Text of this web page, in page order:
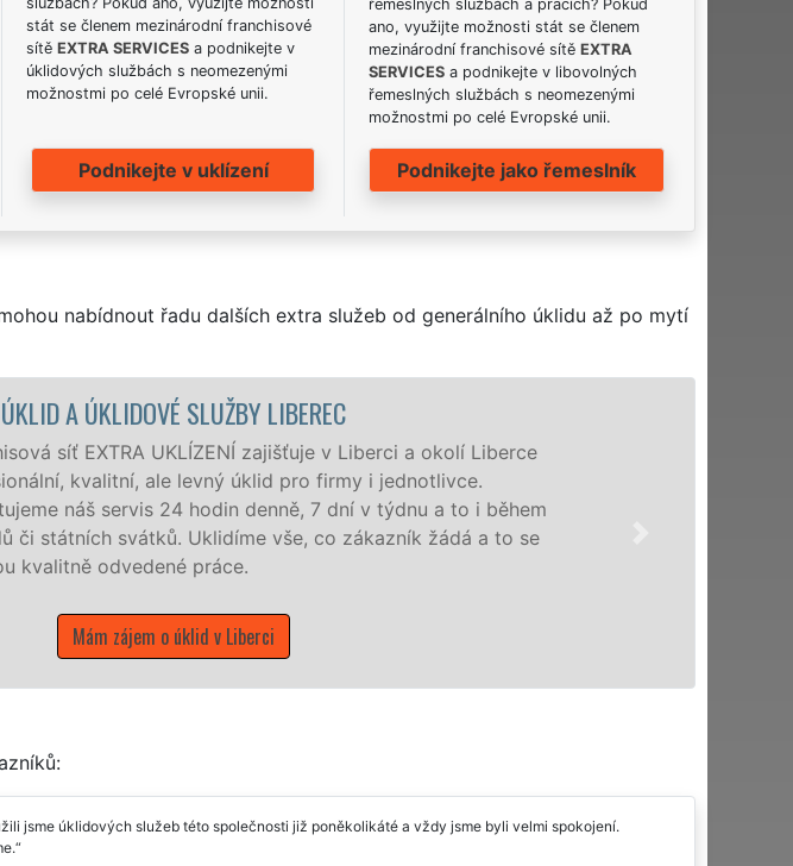
stát se členem mezinárodní franchisové
sítě EXTRA SERVICESa podnikejte v
úklidových službách s neomezenými
možnostmi po celé Evropské unii.
Podnikejte v uklízení
řemeslných službách a pracích? Pokud
ano, využijte možnosti stát se členem
mezinárodní franchisové sítěEXTRA
SERVICES a podnikejte v libovolných
řemeslných službách s neomezenými
možnostmi po celé Evropské unii.
Podnikejte jako řemeslník
nabídnout řadu dalších extra služeb od generálního úklidu až po mytí
Naše společnost EXTRA UKLÍZENÍ poskytuje v
profesionální úklidové služby NON-STOP. Levné
nabízíme pro všechny obchodní společnosti, státní
domácnosti v celém Libereckém kraji s jistotou
jsme úklidových služeb této společnosti již poněkolikáté a vždy jsme byli velmi spokojení.